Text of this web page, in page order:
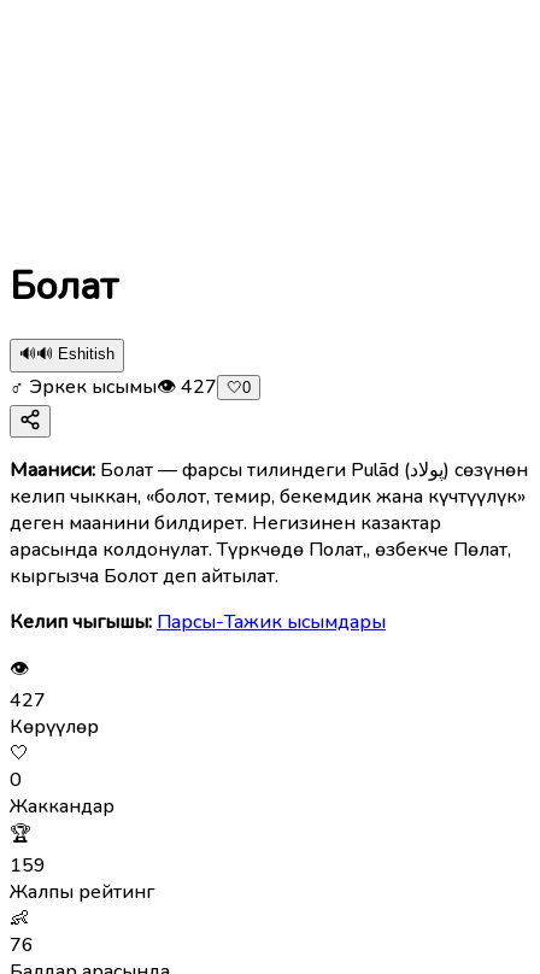
Болат
🔊🔊 Eshitish
♂ Эркек ысымы👁427 🤍0
Мааниcи: Болат — фарсы тилиндеги Pulād (پولاد) сөзүнөн
келип чыккан, «болот, темир, бекемдик жана күчтүүлүк»
деген маанини билдирет. Негизинен казактар
арасында колдонулат. Түркчөдө Полат,, өзбекче Пөлат,
кыргызча Болот деп айтылат.
Келип чыгышы: Парсы-Тажик ысымдары
👁
427
Көрүүлөр
🤍
0
Жаккандар
🏆
159
Жалпы рейтинг
👶
76